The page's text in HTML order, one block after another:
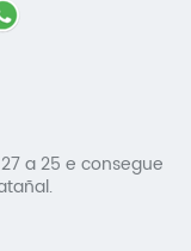
a 25 e consegue